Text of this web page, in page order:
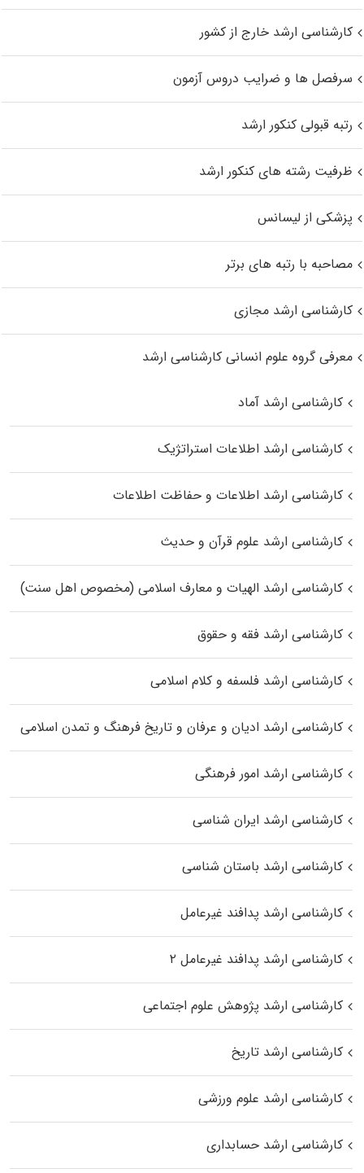
کارشناسی ارشد خارج از کشور
سرفصل ها و ضرایب دروس آزمون
رتبه قبولی کنکور ارشد
ظرفیت رشته های کنکور ارشد
پزشکی از لیسانس
مصاحبه با رتبه های برتر
کارشناسی ارشد مجازی
معرفی گروه علوم انسانی کارشناسی ارشد
کارشناسی ارشد آماد
کارشناسی ارشد اطلاعات استراتژیک
کارشناسی ارشد اطلاعات و حفاظت اطلاعات
کارشناسی ارشد علوم قرآن و حدیث
کارشناسی ارشد الهیات و معارف اسلامی (مخصوص اهل سنت)
کارشناسی ارشد فقه و حقوق
کارشناسی ارشد فلسفه و کلام اسلامی
کارشناسی ارشد ادیان و عرفان و تاریخ فرهنگ و تمدن اسلامی
کارشناسی ارشد امور فرهنگی
کارشناسی ارشد ایران شناسی
کارشناسی ارشد باستان شناسی
کارشناسی ارشد پدافند غیرعامل
کارشناسی ارشد پدافند غیرعامل ۲
کارشناسی ارشد پژوهش علوم اجتماعی
کارشناسی ارشد تاریخ
کارشناسی ارشد علوم ورزشی
کارشناسی ارشد حسابداری